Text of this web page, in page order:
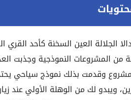
الجلالة العين السخنة كأحد
من المشروعات النموذجية وجذبت
وقدمت بذلك نموذج سياحي
ويبدو لك من الوهلة الأولي عند